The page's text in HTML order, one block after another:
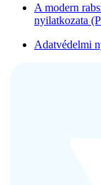
A modern
nyilatkozata
Adatvédelmi